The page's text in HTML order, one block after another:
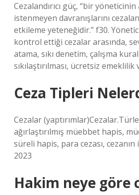
Cezalandırıcı güç, “bir yöneticinin
istenmeyen davranışlarını
etkileme yeteneğidir.” f30.
kontrol ettiği cezalar arasında,
atama, sıkı denetim, çalışma
sıkılaştırılması, ücretsiz emeklilik
Ceza Tipleri
Cezalar
ağırlaştırılmış müebbet hapis,
süreli hapis, para cezası, cezanın
2023
Hakim neye göre